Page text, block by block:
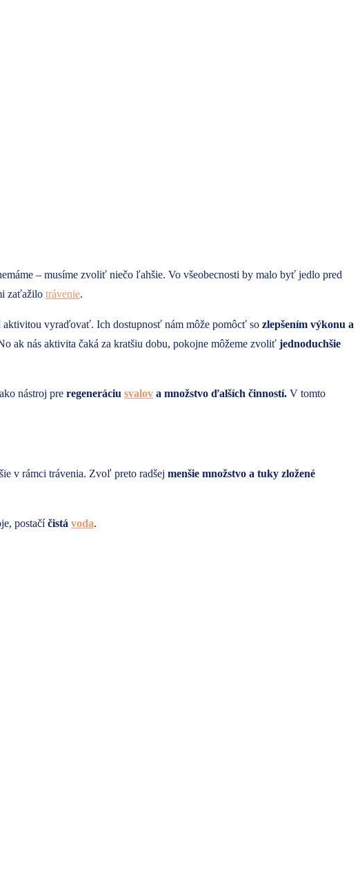
– musíme zvoliť niečo ľahšie. Vo všeobecnosti by malo byť jedlo pred
zaťažilo trávenie.
vyraďovať. Ich dostupnosť nám môže pomôcť so zlepšením výkonu a
ak nás aktivita čaká za kratšiu dobu, pokojne môžeme zvoliť jednoduchšie
nástroj pre regeneráciu svalov a množstvo ďalších činností. V tomto
v rámci trávenia. Zvoľ preto radšej menšie množstvo a tuky zložené
postačíčistá voda.